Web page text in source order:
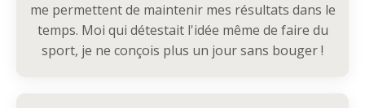
me permettent de maintenir mes résultats dans le
temps. Moi qui détestait l'idée même de faire du
sport, je ne conçois plus un jour sans bouger !